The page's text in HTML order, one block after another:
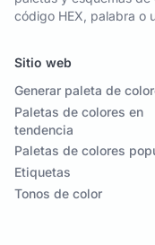
código HEX, palabra o
Sitio web
Generar paleta de
Paletas de colores en
tendencia
Paletas de colores
Etiquetas
Tonos de color